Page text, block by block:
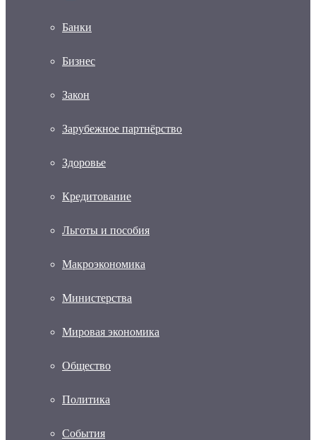
Банки
Бизнес
Закон
Зарубежное партнёрство
Здоровье
Кредитование
Льготы и пособия
Макроэкономика
Министерства
Мировая экономика
Общество
Политика
События